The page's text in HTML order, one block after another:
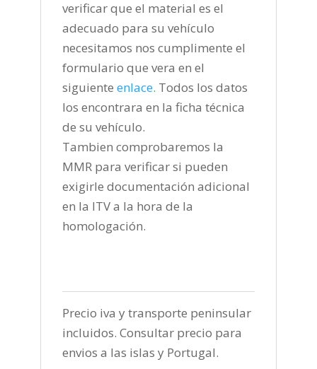
verificar que el material es el
adecuado para su vehículo
necesitamos nos cumplimente el
formulario que vera en el
siguiente enlace. Todos los datos
los encontrara en la ficha técnica
de su vehículo.
Tambien comprobaremos la
MMR para verificar si pueden
exigirle documentación adicional
en la ITV a la hora de la
homologación.
Precio iva y transporte peninsular
incluidos. Consultar precio para
envios a las islas y Portugal.